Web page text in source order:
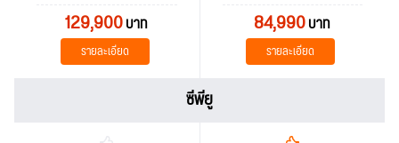
129,900บาท
รายละเอียด
84,990บาท
รายละเอียด
ซีพียู